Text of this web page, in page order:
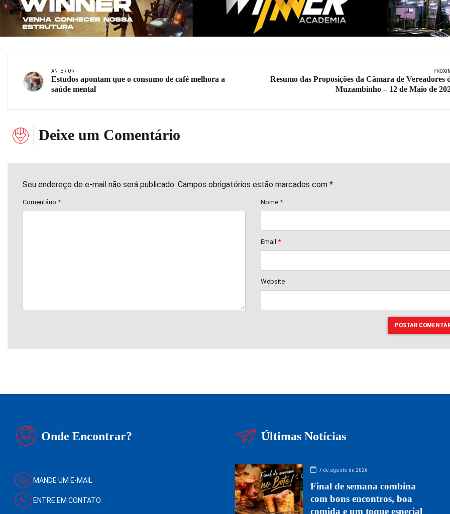
ANTERIOR
Estudos apontam que o consumo de café melhora a
saúde mental
Resumo das Proposições da Câmara de Vereadores
Muzambinho – 12 de Maio de
Deixe um Comentário
Seu endereço de e-mail não será publicado. Campos obrigatórios estão marcados com *
Comentário * Nome *
Email *
Website
POSTAR
Onde Encontrar?
MANDE UM E-MAIL
ENTRE EM CONTATO
Últimas Notícias
7 de agosto de 2026
Final de semana combina
com bons encontros, boa
comida e um toque especial